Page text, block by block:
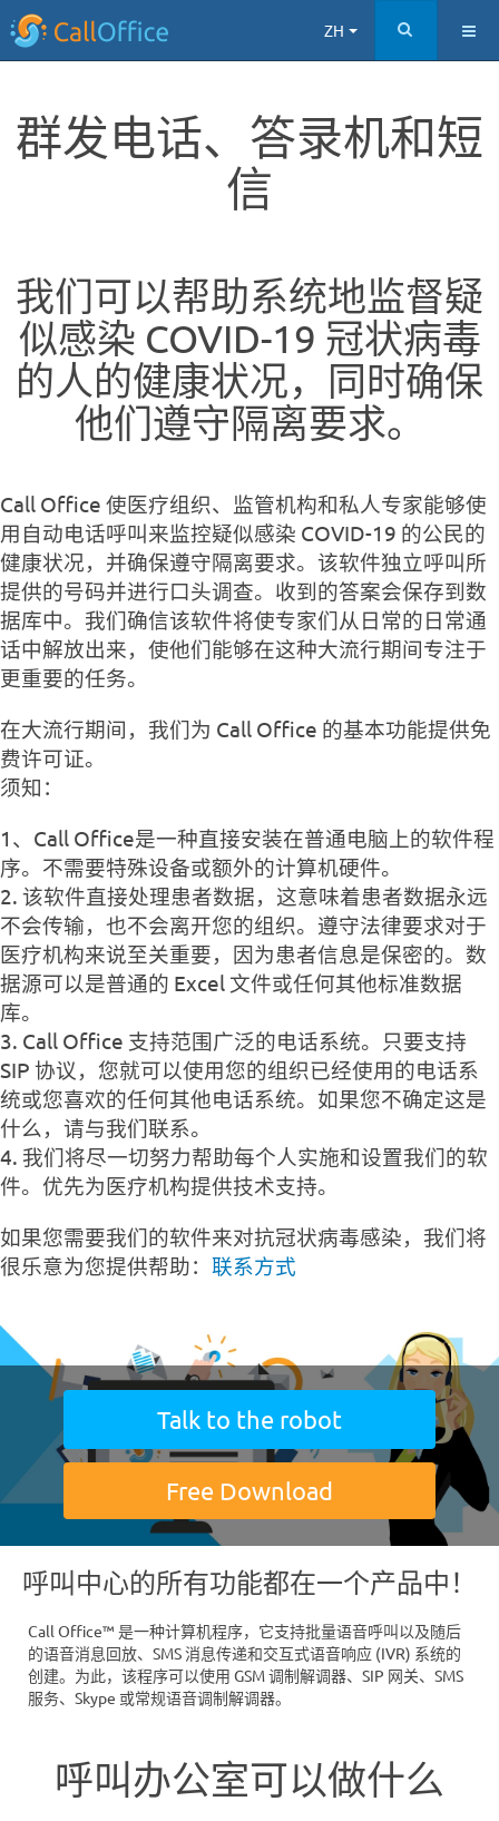
ZH
群发电话、答录机和短
信
我们可以帮助系统地监督疑
似感染 COVID-19 冠状病毒
的人的健康状况，同时确保
他们遵守隔离要求。
Call Office 使医疗组织、监管机构和私人专家能够使
用自动电话呼叫来监控疑似感染 COVID-19 的公民的
健康状况，并确保遵守隔离要求。该软件独立呼叫所
提供的号码并进行口头调查。收到的答案会保存到数
据库中。我们确信该软件将使专家们从日常的日常通
话中解放出来，使他们能够在这种大流行期间专注于
更重要的任务。
在大流行期间，我们为 Call Office 的基本功能提供免
费许可证。
须知：
1、Call Office是一种直接安装在普通电脑上的软件程
序。不需要特殊设备或额外的计算机硬件。
2. 该软件直接处理患者数据，这意味着患者数据永远
不会传输，也不会离开您的组织。遵守法律要求对于
医疗机构来说至关重要，因为患者信息是保密的。数
据源可以是普通的 Excel 文件或任何其他标准数据
库。
3. Call Office 支持范围广泛的电话系统。只要支持
SIP 协议，您就可以使用您的组织已经使用的电话系
统或您喜欢的任何其他电话系统。如果您不确定这是
什么，请与我们联系。
4. 我们将尽一切努力帮助每个人实施和设置我们的软
件。优先为医疗机构提供技术支持。
如果您需要我们的软件来对抗冠状病毒感染，我们将
很乐意为您提供帮助： 联系方式
Talk to the robot
呼叫中心的所有功能都在一个产品中！
Call Office™ 是一种计算机程序，它支持批量语音呼叫以及随后
的语音消息回放、SMS 消息传递和交互式语音响应 (IVR) 系统的
创建。为此，该程序可以使用 GSM 调制解调器、SIP 网关、SMS
服务、Skype 或常规语音调制解调器。
呼叫办公室可以做什么